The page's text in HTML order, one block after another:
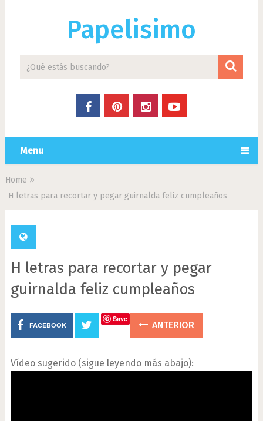
Papelisimo
Menu
Home
H letras para recortar y pegar guirnalda feliz cumpleaños
H letras para recortar y pegar
guirnalda feliz cumpleaños
FACEBOOK
Save
ANTERIOR
Vídeo sugerido (sigue leyendo más abajo):